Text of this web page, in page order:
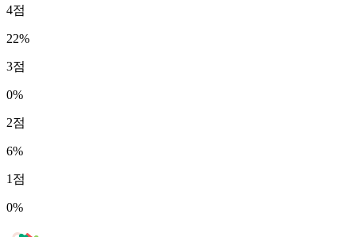
4점
22%
3점
0%
2점
6%
1 점
0%